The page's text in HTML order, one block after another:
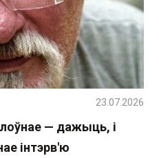
— дажыць, і
інтэрв'ю
23.07.2026